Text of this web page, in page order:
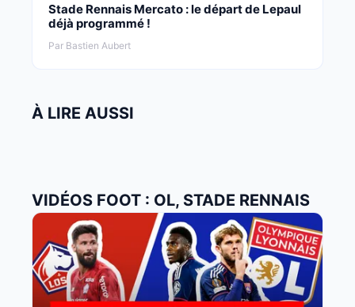
Stade Rennais Mercato : le départ de Lepaul
déjà programmé !
Par Bastien Aubert
À LIRE AUSSI
VIDÉOS FOOT : OL, STADE RENNAIS